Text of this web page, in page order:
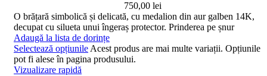
750,00 lei
O brățară simbolică și delicată, cu medalion din aur galben 14K,
decupat cu silueta unui îngeraș protector. Prinderea pe șnur
Adaugă la lista de dorințe
Selectează opțiunile Acest produs are mai multe variații. Opțiunile
pot fi alese în pagina produsului.
Vizualizare rapidă